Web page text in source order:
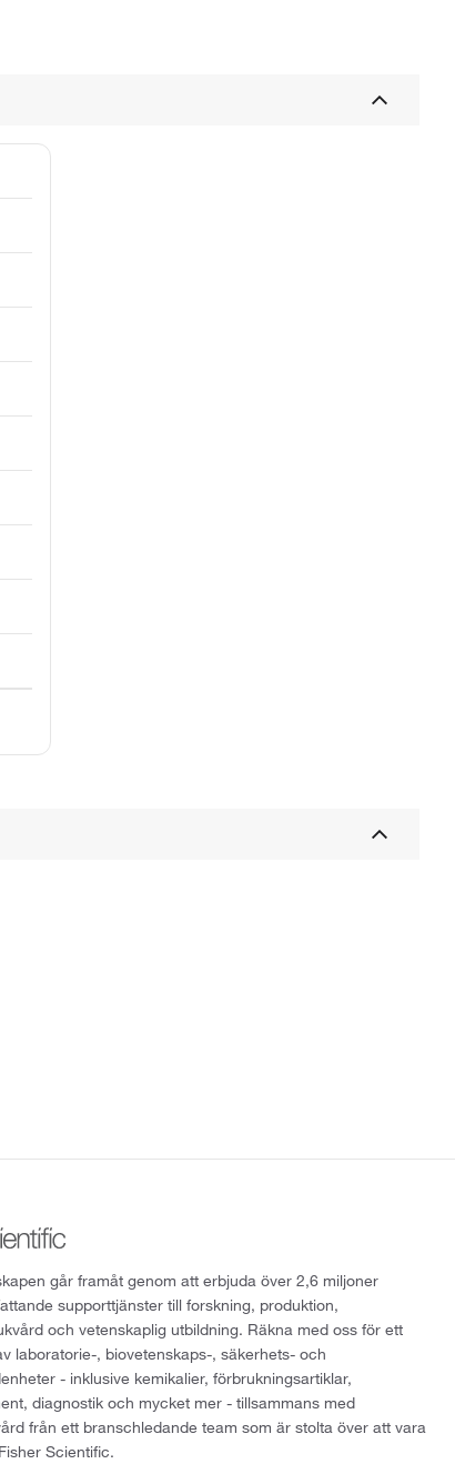
går framåt genom att erbjuda över 2,6 miljoner
supporttjänster till forskning, produktion,
och vetenskaplig utbildning. Räkna med oss för ett
laboratorie-, biovetenskaps-, säkerhets- och
- inklusive kemikalier, förbrukningsartiklar,
diagnostik och mycket mer - tillsammans med
från ett branschledande team som är stolta över att vara
Scientific.